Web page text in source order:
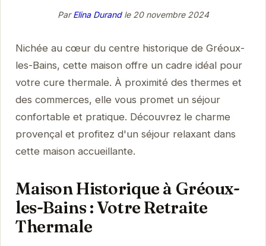
ParElina Durandle 20 novembre 2024
Nichée au cœur du centre historique de Gréoux-
les-Bains, cette maison offre un cadre idéal pour
votre cure thermale. À proximité des thermes et
des commerces, elle vous promet un séjour
confortable et pratique. Découvrez le charme
provençal et profitez d'un séjour relaxant dans
cette maison accueillante.
Maison Historique à Gréoux-
les-Bains : Votre Retraite
Thermale